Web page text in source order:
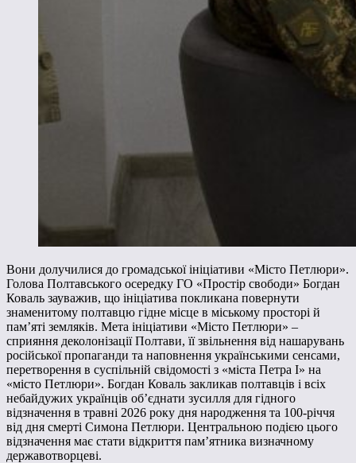
Вони долучилися до громадської ініціативи «Місто Петлюри».
Голова Полтавського осередку ГО «Простір свободи» Богдан
Коваль зауважив, що ініціатива покликана повернути
знаменитому полтавцю гідне місце в міському просторі й
пам’яті земляків. Мета ініціативи «Місто Петлюри» –
сприяння деколонізації Полтави, її звільнення від нашарувань
російської пропаганди та наповнення українськими сенсами,
перетворення в суспільній свідомості з «міста Петра І» на
«місто Петлюри». Богдан Коваль закликав полтавців і всіх
небайдужих українців об’єднати зусилля для гідного
відзначення в травні 2026 року дня народження та 100-річчя
від дня смерті Симона Петлюри. Центральною подією цього
відзначення має стати відкриття пам’ятника визначному
державотворцеві.